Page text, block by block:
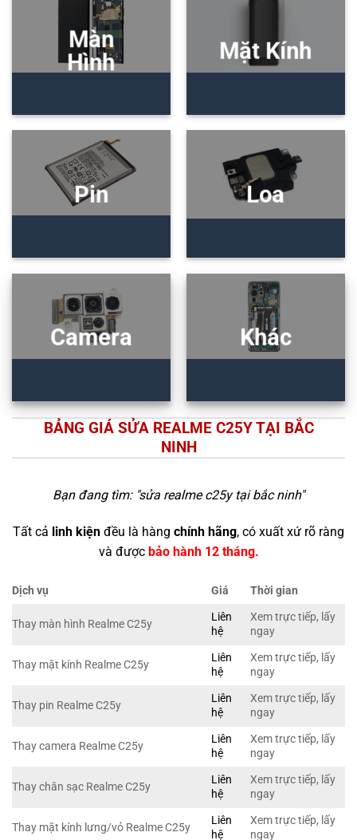
Màn
Hình
Mặt Kính
Pin Loa
Camera Khác
BẢNG GIÁ SỬA REALME C25Y TẠI BẮC
NINH
Bạn đang tìm: "sửa realme c25y tại bắc ninh"
Tất cả linh kiện đều là hàng chính hãng, có xuất xứ rõ ràng
và được bảo hành 12 tháng.
Dịch vụ Giá Thời gian
Thay màn hình Realme C25y
Liên
hệ
Xem trực tiếp, lấy
ngay
Thay mặt kính Realme C25y
Liên
hệ
Xem trực tiếp, lấy
ngay
Thay pin Realme C25y
Liên
hệ
Xem trực tiếp, lấy
ngay
Thay camera Realme C25y
Liên
hệ
Xem trực tiếp, lấy
ngay
Thay chân sạc Realme C25y
Liên
hệ
Xem trực tiếp, lấy
ngay
Thay mặt kính lưng/vỏ Realme C25y
Liên
hệ
Xem trực tiếp, lấy
ngay